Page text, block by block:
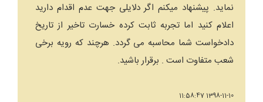
نماید. پیشنهاد میکنم اگر دلایلی جهت عدم اقدام دارید
اعلام کنید اما تجربه ثابت کرده خسارت تاخیر از تاریخ
دادخواست شما محاسبه می گردد. هرچند که رویه برخی
شعب متفاوت است . برقرار باشید.
1398-11-10 11:58:47